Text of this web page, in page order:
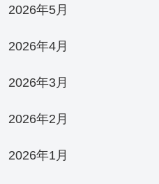
2026年5月
2026年4月
2026年3月
2026年2月
2026年1月